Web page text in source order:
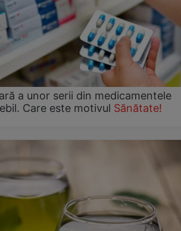
a unor serii din medicamentele
Care este motivul Sănătate!